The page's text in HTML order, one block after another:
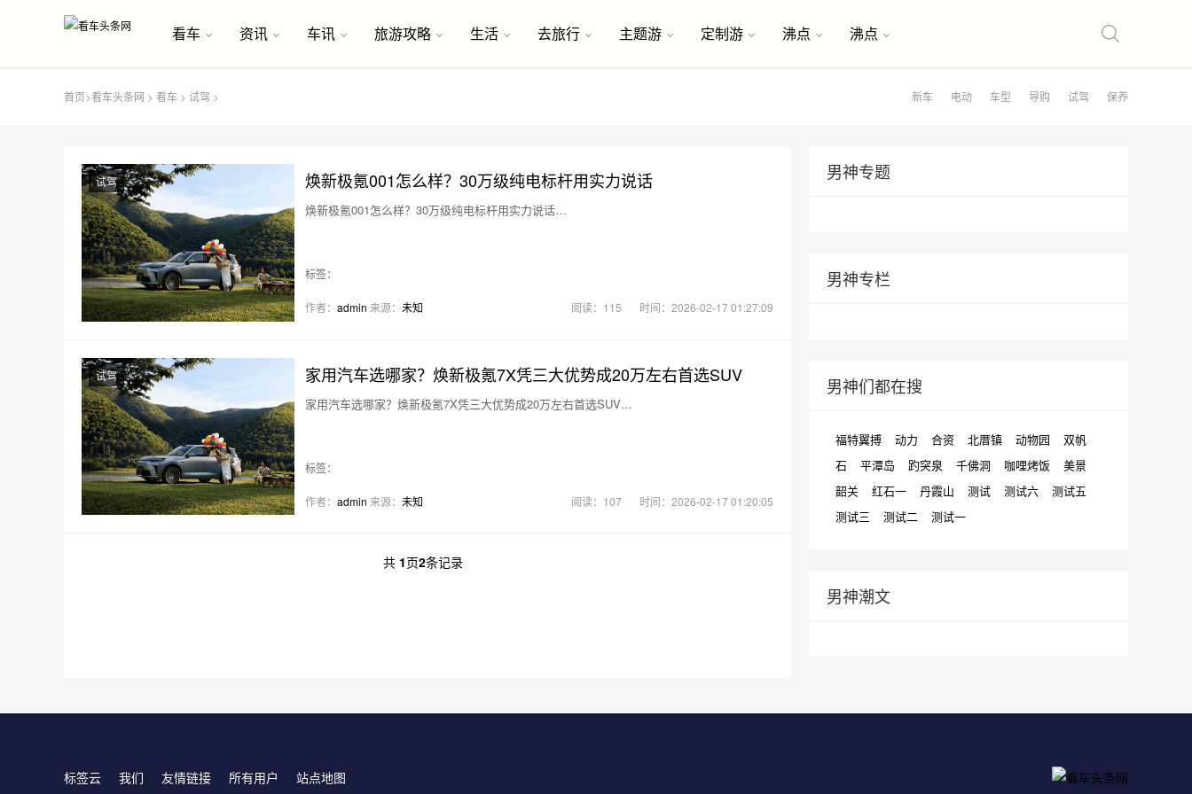
看车 资讯 车讯 旅游攻略 生活 去旅行 主题游 定制游 沸点 沸点
首页>看车头条网 > 看车 > 试驾 > 新车 电动 车型 导购 试驾 保养
焕新极氪001怎么样？30万级纯电标杆用实力说话
试驾
焕新极氪001怎么样？30万级纯电标杆用实力说话…
标签：
作者： admin 来源： 未知 阅读：115 时间：2026-02-17 01:27:09
家用汽车选哪家？焕新极氪7X凭三大优势成20万左右首选SUV
试驾
家用汽车选哪家？焕新极氪7X凭三大优势成20万左右首选SUV…
标签：
作者： admin 来源： 未知 阅读：107 时间：2026-02-17 01:20:05
共 1页2条记录
男神专题
男神专栏
男神们都在搜
福特翼搏 动力 合资 北厝镇 动物园
双帆
石
平潭岛 趵突泉 千佛洞 咖哩烤饭
美景
韶关
红石一 丹霞山 测试 测试六
测试五
测试三
测试二 测试一
男神潮文
标签云 我们 友情链接 所有用户 站点地图